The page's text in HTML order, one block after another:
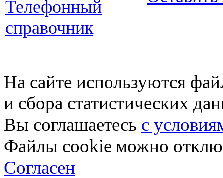
Телефонный
справочник
На сайте используются
и сбора статистических
Вы соглашаетесь с
Файлы cookie можно
Согласен